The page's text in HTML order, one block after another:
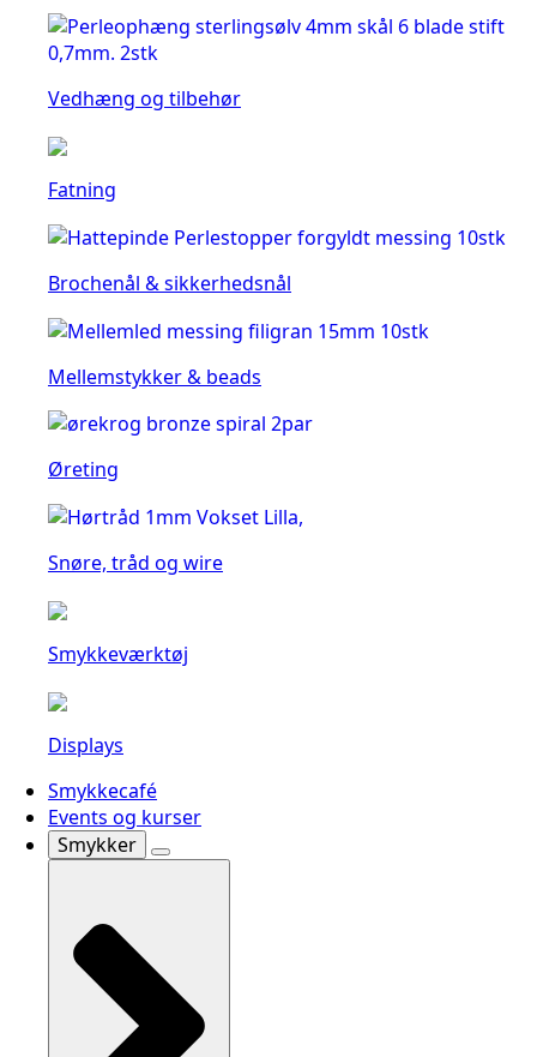
Vedhæng og tilbehør
Fatning
Brochenål & sikkerhedsnål
Mellemstykker & beads
Øreting
Snøre, tråd og wire
Smykkeværktøj
Displays
Smykkecafé
Events og kurser
Smykker